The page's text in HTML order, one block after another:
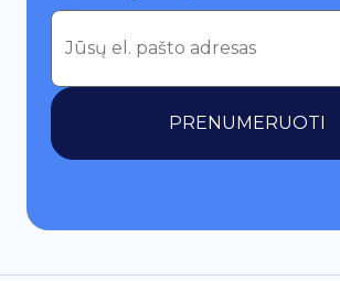
PRENUMERUOTI